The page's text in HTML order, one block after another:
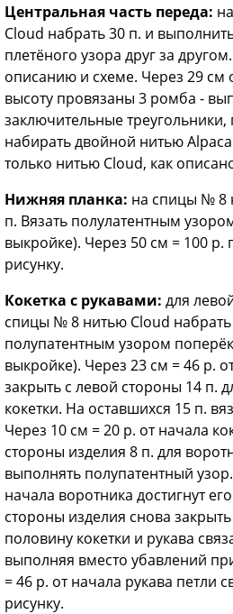
Центральная часть переда:
Cloud набрать 30 п. и
плетёного узора друг за
описанию и схеме. Через 29 см
высоту провязаны 3 ромба -
заключительные
набирать двойной нитью Alpaca
только нитью Cloud, как
Нижняя планка: на спицы № 8
п. Вязать полулатентным
выкройке). Через 50 см = 100 р.
рисунку.
Кокетка с рукавами: для
спицы № 8 нитью Cloud набрать
полупатентным узором
выкройке). Через 23 см = 46 р.
закрыть с левой стороны 14 п.
кокетки. На оставшихся 15 п.
Через 10 см = 20 р. от начала
стороны изделия 8 п. для
выполнять полупатентный
начала воротника достигнут
стороны изделия снова
половину кокетки и рукава
выполняя вместо убавлений
= 46 р. от начала рукава петли
рисунку.